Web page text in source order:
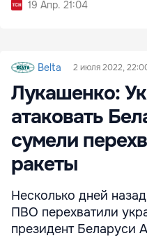
19 Апр. 21:04
Belta 2 июля 2022,
Лукашенко:
атаковать
сумели
ракеты
Несколько дней
ПВО перехватили
президент Беларуси